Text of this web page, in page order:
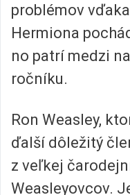
problémov
Hermiona
no patrí medzi
ročníku.
Ron Weasley,
ďalší dôležitý
z veľkej
Weasleyovcov.